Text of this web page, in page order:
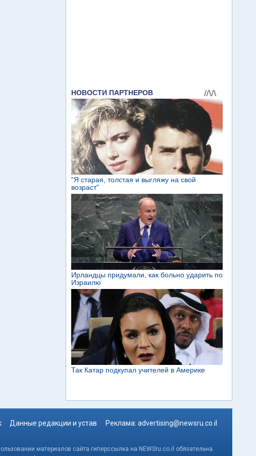
Данные редакции и устав Реклама: advertising@newsru.co.il
материалов сайта гиперссылка на NEWSru.co.il обязательна.